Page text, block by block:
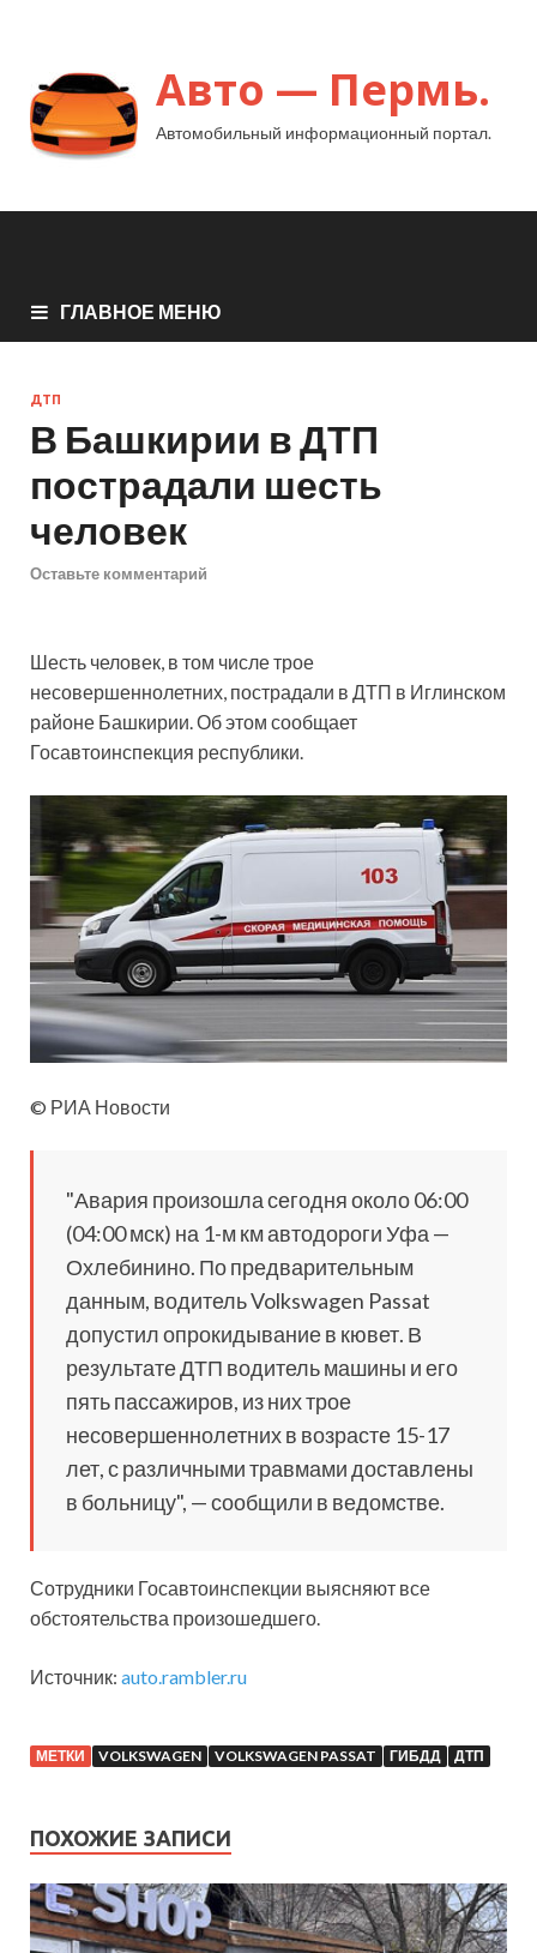
Авто — Пермь.
Автомобильный информационный портал.
ГЛАВНОЕ МЕНЮ
ДТП
В Башкирии в ДТП
пострадали шесть
человек
Оставьте комментарий
Шесть человек, в том числе трое
несовершеннолетних, пострадали в ДТП в Иглинском
районе Башкирии. Об этом сообщает
Госавтоинспекция республики.
© РИА Новости
"Авария произошла сегодня около 06:00
(04:00 мск) на 1-м км автодороги Уфа —
Охлебинино. По предварительным
данным, водитель Volkswagen Passat
допустил опрокидывание в кювет. В
результате ДТП водитель машины и его
пять пассажиров, из них трое
несовершеннолетних в возрасте 15-17
лет, с различными травмами доставлены
в больницу", — сообщили в ведомстве.
Сотрудники Госавтоинспекции выясняют все
обстоятельства произошедшего.
Источник: auto.rambler.ru
МЕТКИ VOLKSWAGEN VOLKSWAGEN PASSAT ГИБДД ДТП
ПОХОЖИЕ ЗАПИСИ